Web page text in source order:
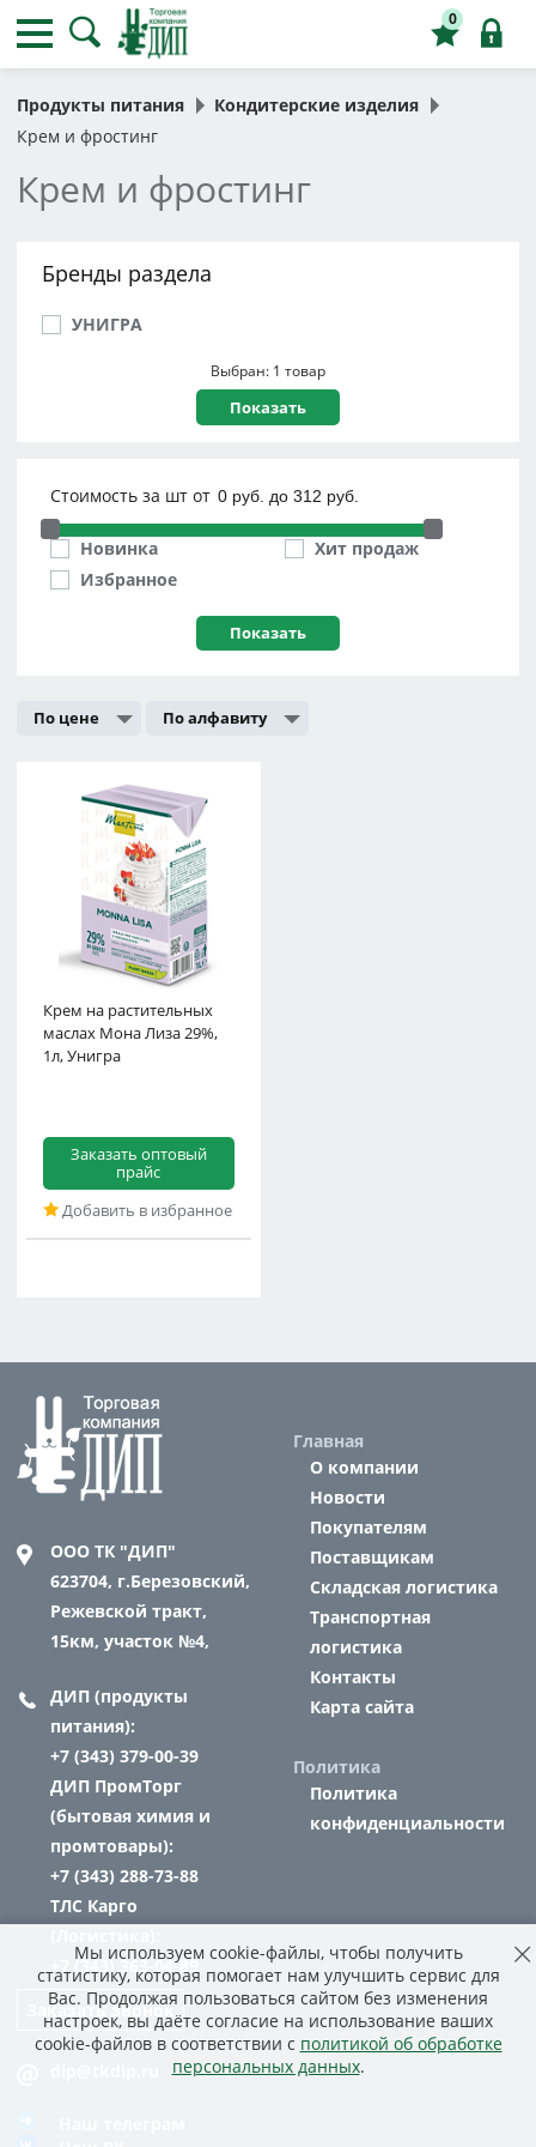
0
Продукты питания
Кондитерские изделия
Крем и фростинг
Крем и фростинг
Бренды раздела
УНИГРА
Выбран: 1 товар
Стоимость за шт от
Новинка
Избранное
Хит продаж
По цене По алфавиту
Крем на растительных
маслах Мона Лиза 29%,
1л, Унигра
Заказать оптовый
прайс
Добавить в избранное
ООО ТК "ДИП"
623704, г.Березовский,
Режевской тракт,
15км, участок №4,
ДИП (продукты
питания):
+7 (343) 379-00-39
ДИП ПромТорг
(бытовая химия и
промтовары):
+7 (343) 288-73-88
ТЛС Карго
+7 (343) 363-04-89
Заказать звонок
Главная
О компании
Новости
Покупателям
Поставщикам
Складская логистика
Транспортная
логистика
Контакты
Карта сайта
Политика
Политика
конфиденциальности
Мы используем cookie-файлы, чтобы получить
статистику, которая помогает нам улучшить сервис для
Вас. Продолжая пользоваться сайтом без изменения
настроек, вы даёте согласие на использование ваших
cookie-файлов в соответствии с политикой об обработке
персональных данных.